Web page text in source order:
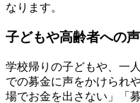
なります。
子どもや高齢者への
学校帰りの子どもや、一
での募金に声をかけられ
場でお金を出さない」「